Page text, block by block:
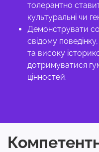
толерантно
культуральні чи
Демонструвати
свідому
та високу
дотримуватися
цінностей.